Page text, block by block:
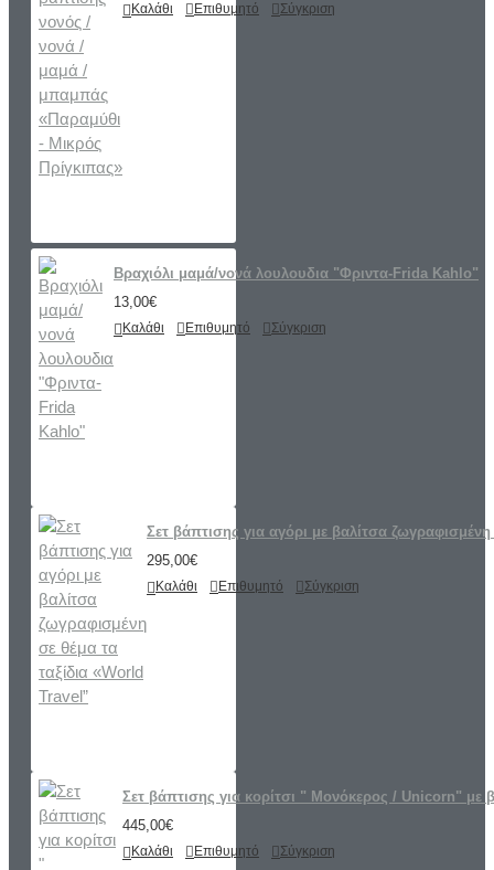
Καλάθι Επιθυμητό Σύγκριση
Βραχιόλι μαμά/νονά λουλουδια "Φριντα-Frida Kahlo"
13,00€
Καλάθι Επιθυμητό Σύγκριση
Σετ βάπτισης για αγόρι με βαλίτσα
295,00€
Καλάθι Επιθυμητό Σύγκριση
Σετ βάπτισης για κορίτσι " Μονόκερος / Unicorn" με
445,00€
Καλάθι Επιθυμητό Σύγκριση